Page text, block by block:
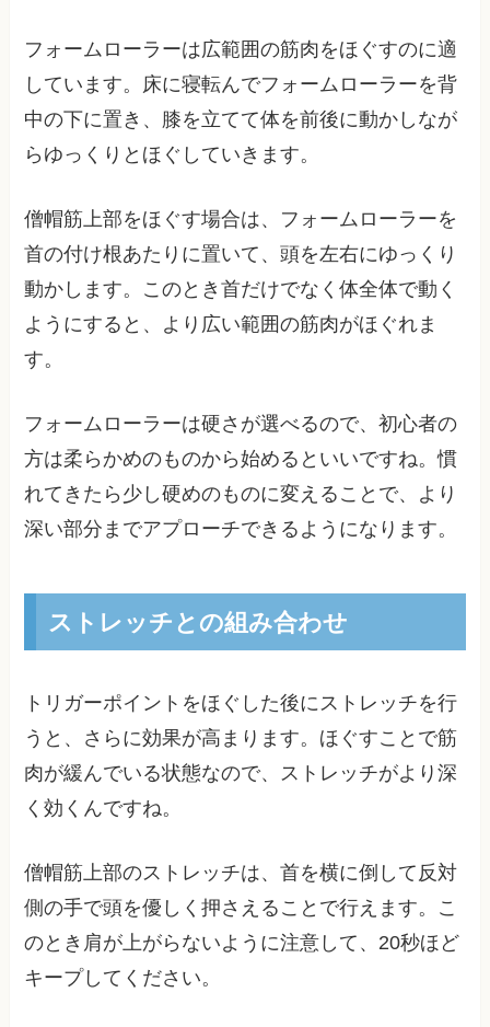
フォームローラーは広範囲の筋肉をほぐすのに適
しています。床に寝転んでフォームローラーを背
中の下に置き、膝を立てて体を前後に動かしなが
らゆっくりとほぐしていきます。
僧帽筋上部をほぐす場合は、フォームローラーを
首の付け根あたりに置いて、頭を左右にゆっくり
動かします。このとき首だけでなく体全体で動く
ようにすると、より広い範囲の筋肉がほぐれま
す。
フォームローラーは硬さが選べるので、初心者の
方は柔らかめのものから始めるといいですね。慣
れてきたら少し硬めのものに変えることで、より
深い部分までアプローチできるようになります。
ストレッチとの組み合わせ
トリガーポイントをほぐした後にストレッチを行
うと、さらに効果が高まります。ほぐすことで筋
肉が緩んでいる状態なので、ストレッチがより深
く効くんですね。
僧帽筋上部のストレッチは、首を横に倒して反対
側の手で頭を優しく押さえることで行えます。こ
のとき肩が上がらないように注意して、20秒ほど
キープしてください。